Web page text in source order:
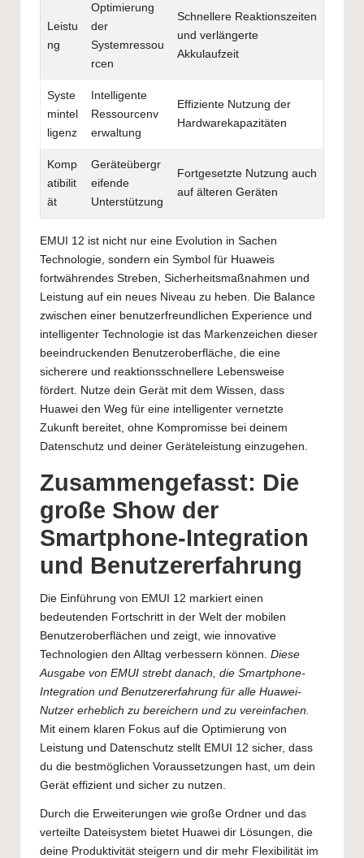
Leistu
ng
Optimierung
der
Systemressou
rcen
Schnellere Reaktionszeiten
und verlängerte
Akkulaufzeit
Syste
mintel
ligenz
Intelligente
Ressourcenv
erwaltung
Effiziente Nutzung der
Hardwarekapazitäten
Komp
atibilit
ät
Geräteübergr
eifende
Unterstützung
Fortgesetzte Nutzung auch
auf älteren Geräten
EMUI 12 ist nicht nur eine Evolution in Sachen
Technologie, sondern ein Symbol für Huaweis
fortwährendes Streben, Sicherheitsmaßnahmen und
Leistung auf ein neues Niveau zu heben. Die Balance
zwischen einer benutzerfreundlichen Experience und
intelligenter Technologie ist das Markenzeichen dieser
beeindruckenden Benutzeroberfläche, die eine
sicherere und reaktionsschnellere Lebensweise
fördert. Nutze dein Gerät mit dem Wissen, dass
Huawei den Weg für eine intelligenter vernetzte
Zukunft bereitet, ohne Kompromisse bei deinem
Datenschutz und deiner Geräteleistung einzugehen.
Zusammengefasst: Die
große Show der
Smartphone-Integration
und Benutzererfahrung
Die Einführung von EMUI 12 markiert einen
bedeutenden Fortschritt in der Welt der mobilen
Benutzeroberflächen und zeigt, wie innovative
Technologien den Alltag verbessern können. Diese
Ausgabe von EMUI strebt danach, die Smartphone-
Integration und Benutzererfahrung für alle Huawei-
Nutzer erheblich zu bereichern und zu vereinfachen.
Mit einem klaren Fokus auf die Optimierung von
Leistung und Datenschutz stellt EMUI 12 sicher, dass
du die bestmöglichen Voraussetzungen hast, um dein
Gerät effizient und sicher zu nutzen.
Durch die Erweiterungen wie große Ordner und das
verteilte Dateisystem bietet Huawei dir Lösungen, die
deine Produktivität steigern und dir mehr Flexibilität im